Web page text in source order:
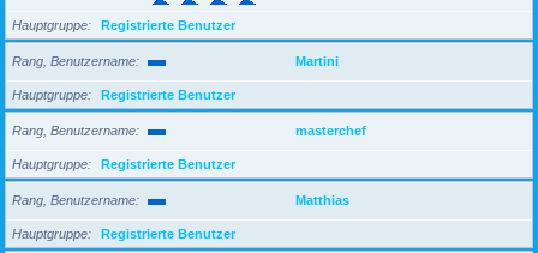
Hauptgruppe Registrierte Benutzer
Rang, Benutzername Martini
Hauptgruppe Registrierte Benutzer
Rang, Benutzername masterchef
Hauptgruppe Registrierte Benutzer
Rang, Benutzername Matthias
Hauptgruppe Registrierte Benutzer